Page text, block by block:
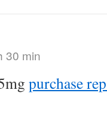
30 min
purchase